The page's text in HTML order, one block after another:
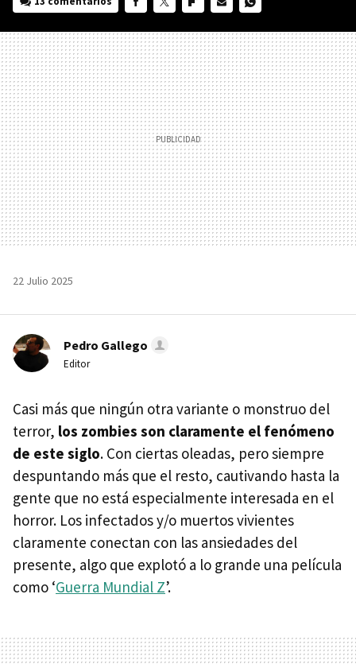
MAIL
22 Julio 2025
Pedro Gallego
Editor
Casi más que ningún otra variante o monstruo del
terror, los zombies son claramente el fenómeno
de este siglo. Con ciertas oleadas, pero siempre
despuntando más que el resto, cautivando hasta la
gente que no está especialmente interesada en el
horror. Los infectados y/o muertos vivientes
claramente conectan con las ansiedades del
presente, algo que explotó a lo grande una película
como ‘Guerra Mundial Z’.